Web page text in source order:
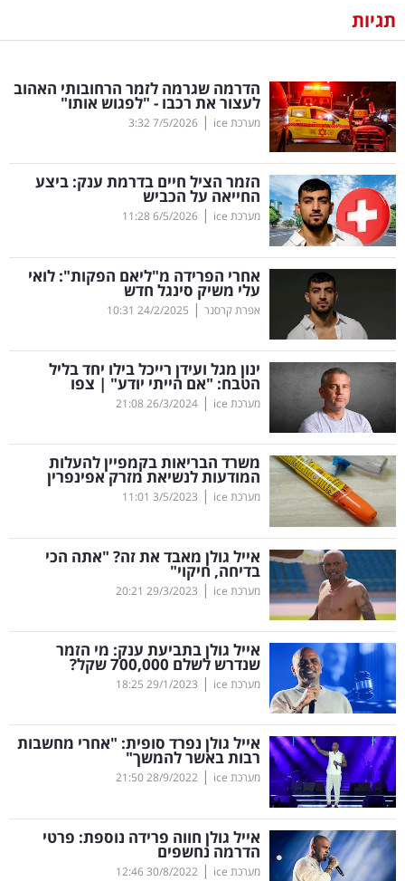
וצרכנות
דיגיטל
וטק
שיווק
ופרסום
משפט
ומחקרים
דעות
רכילות
עסקית
קריפטו
ויראלי
טלוויזיה
עסקי
ספורט
קריירה
ולימודים
מינויים
רייטינג
רכב
בריאות
תגיות
הדרמה שגרמה לזמר הרחובותי האהוב
לעצור את רכבו - "לפגוש אותו"
מערכת ice |
7/5/2026
3:32
הזמר הציל חיים בדרמת ענק: ביצע
החייאה על הכביש
מערכת ice |
6/5/2026
11:28
אחרי הפרידה מ"ליאם הפקות": לואי
עלי משיק סינגל חדש
אפרת קרסנר |
24/2/2025
10:31
ינון מגל ועידן רייכל בילו יחד בליל
הטבח: "אם הייתי יודע" | צפו
מערכת ice |
26/3/2024
21:08
משרד הבריאות בקמפיין להעלות
המודעות לנשיאת מזרק אפינפרין
מערכת ice |
3/5/2023
11:01
אייל גולן מאבד את זה? "אתה הכי
בדיחה, חיקוי"
מערכת ice |
29/3/2023
20:21
אייל גולן בתביעת ענק: מי הזמר
שנדרש לשלם 700,000 שקל?
מערכת ice |
29/1/2023
18:25
אייל גולן נפרד סופית: "אחרי מחשבות
רבות באשר להמשך"
מערכת ice |
28/9/2022
21:50
אייל גולן חווה פרידה נוספת: פרטי
הדרמה נחשפים
מערכת ice |
30/8/2022
12:46